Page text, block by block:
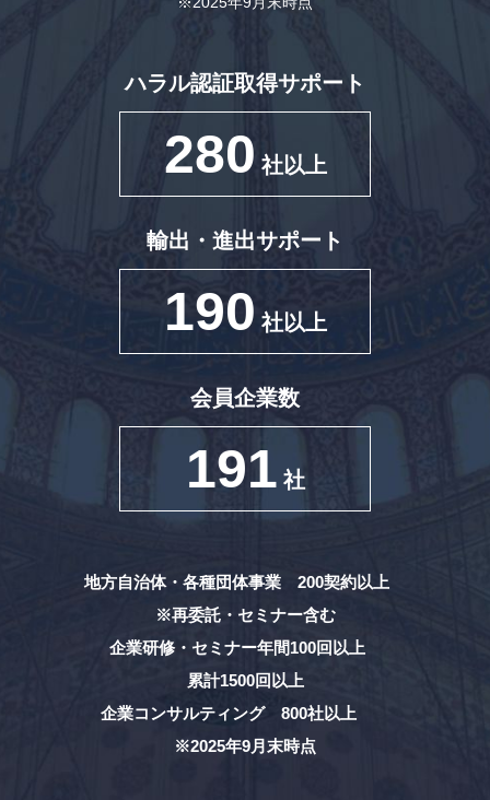
ハラル認証取得サポート
280 社以上
輸出・進出サポート
190 社以上
会員企業数
191 社
地方自治体・各種団体事業 200契約以上
※再委託・セミナー含む
企業研修・セミナー年間100回以上
累計1500回以上
企業コンサルティング 800社以上
※2025年9月末時点